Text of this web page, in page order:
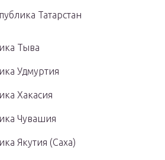
Татарстан
Тыва
Удмуртия
Хакасия
Чувашия
Якутия (Саха)